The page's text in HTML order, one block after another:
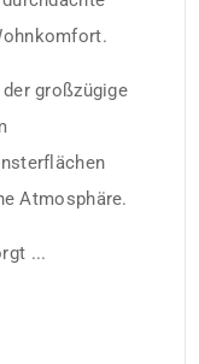
großzügige
Atmosphäre.
...